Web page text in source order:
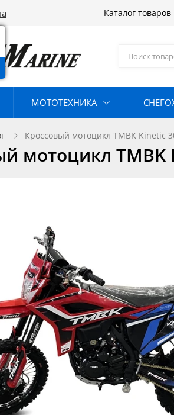
Каталог товаров
МОТОТЕХНИКА
Кроссовый мотоцикл TMBK Kinetic
мотоцикл TMBK